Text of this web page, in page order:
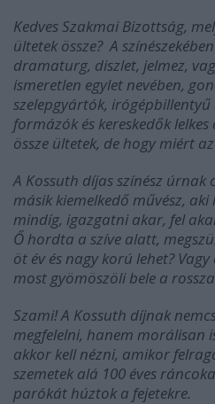
Kedves Szakmai Bizottság,
ültetek össze? A
dramaturg, diszlet, jelmez,
ismeretlen egylet nevében,
szelepgyártók, irógépbillentyű
formázók és kereskedők
össze ültetek, de hogy miért
A Kossuth díjas színész úrnak
másik kiemelkedő művész,
mindíg, igazgatni akar, fel
Ő hordta a szíve alatt,
öt év és nagy korú lehet?
most gyömöszöli bele a
Szami! A Kossuth díjnak
megfelelni, hanem morálisan
akkor kell nézni, amikor
szemetek alá 100 éves
parókát húztok a fejetekre.